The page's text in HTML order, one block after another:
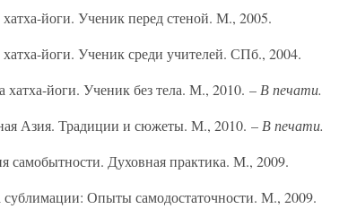
йоги. Ученик перед стеной. М., 2005.
йоги. Ученик среди учителей. СПб., 2004.
хатха-йоги. Ученик без тела. М., 2010. – В печати.
Азия. Традиции и сюжеты. М., 2010. – В печати.
самобытности. Духовная практика. М., 2009.
сублимации: Опыты самодостаточности. М., 2009.